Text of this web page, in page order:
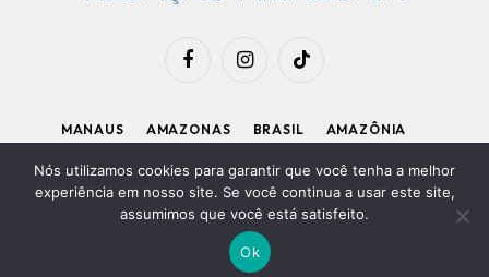
FacebookInstagramTikTok
MANAUS AMAZONAS BRASIL
AMAZÔNIA
Diretor Executivo: Kleiton Renzo|Política de Privacidade
Nós utilizamos cookies para garantir que você tenha a melhor
experiência em nosso site. Se você continua a usar este site,
assumimos que você está satisfeito.
Ok